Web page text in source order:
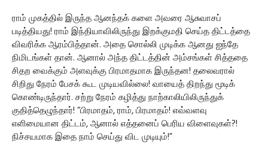
ராம் முகத்தில் இருந்த ஆனந்தக் களை அவரை ஆசுவாசப்
படித்தியது! ராம் இந்தியாவிலிருந்து இறக்குமதி செய்த திட்டத்தை
விவரிக்க ஆரம்பித்தான். அதை சொல்லி முடிக்க ஆனது ஐந்தே
நிமிடங்கள் தான். ஆனால் அந்த திட்டத்தின் அம்சங்கள் சித்ததை
சிதற வைக்கும் அளவுக்கு பிரமாதமாக இருந்தன! தலைவரால்
சிறிது நேரம் பேசக் கூட முடியவில்லை! வாயைத் திறந்து மூடிக்
கொண்டிருந்தார். சற்று நேரம் கழித்து நாற்காலியிலிருந்துக்
குதித்தெழுந்தார்! “பிரமாதம், ராம், பிரமாதம்! எவ்வளவு
எளிமையான திட்டம், ஆனால் எத்தனைப் பெரிய விளைவுகள்?!
நிச்சயமாக இதை நாம் செய்து விட முடியும்!”